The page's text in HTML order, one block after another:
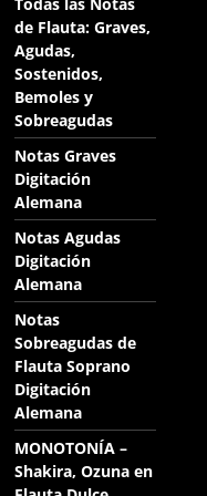
de Flauta: Graves,
Agudas,
Sostenidos,
Bemoles y
Sobreagudas
Notas Graves
Digitación
Alemana
Notas Agudas
Digitación
Alemana
Notas
Sobreagudas de
Flauta Soprano
Digitación
Alemana
MONOTONÍA –
Shakira, Ozuna en